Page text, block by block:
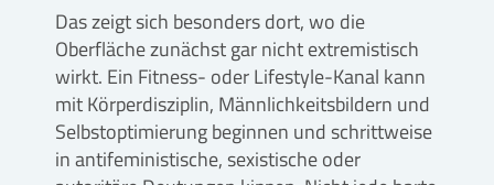
Das zeigt sich besonders dort, wo die
Oberfläche zunächst gar nicht extremistisch
wirkt. Ein Fitness- oder Lifestyle-Kanal kann
mit Körperdisziplin, Männlichkeitsbildern und
Selbstoptimierung beginnen und schrittweise
in antifeministische, sexistische oder